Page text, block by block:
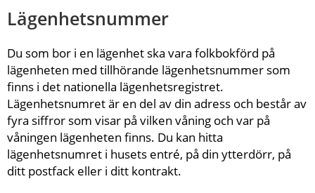
Lägenhetsnummer
Du som bor i en lägenhet ska vara folkbokförd på
lägenheten med tillhörande lägenhetsnummer som
finns i det nationella lägenhetsregistret.
Lägenhetsnumret är en del av din adress och består av
fyra siffror som visar på vilken våning och var på
våningen lägenheten finns. Du kan hitta
lägenhetsnumret i husets entré, på din ytterdörr, på
ditt postfack eller i ditt kontrakt.